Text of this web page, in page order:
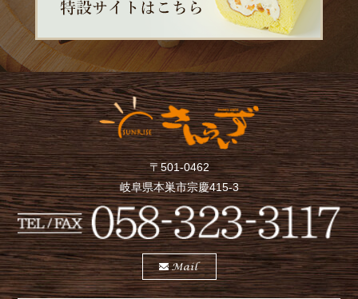
〒501-0462
岐阜県本巣市宗慶415-3